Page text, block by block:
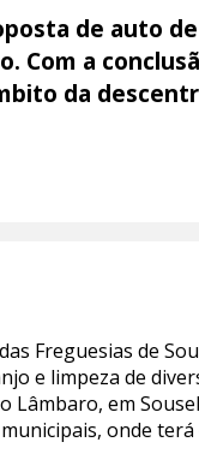
de auto
Com a
da
Freguesias de
e limpeza de
Lâmbaro, em
onde